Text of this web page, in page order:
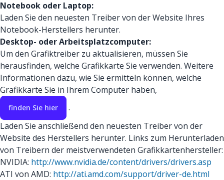
Notebook oder Laptop:
Laden Sie den neuesten Treiber von der Website Ihres
Notebook-Herstellers herunter.
Desktop- oder Arbeitsplatzcomputer:
Um den Grafiktreiber zu aktualisieren, müssen Sie
herausfinden, welche Grafikkarte Sie verwenden. Weitere
Informationen dazu, wie Sie ermitteln können, welche
Grafikkarte Sie in Ihrem Computer haben,
finden Sie hier
.
Laden Sie anschließend den neuesten Treiber von der
Website des Herstellers herunter. Links zum Herunterladen
von Treibern der meistverwendeten Grafikkartenhersteller:
NVIDIA: http://www.nvidia.de/content/drivers/drivers.asp
ATI von AMD: http://ati.amd.com/support/driver-de.html